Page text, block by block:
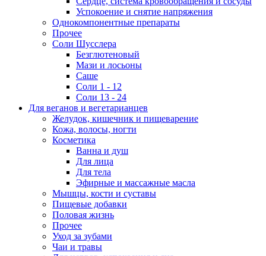
Успокоение и снятие напряжения
Однокомпонентные препараты
Прочее
Соли Шусслера
Безглютеновый
Мази и лосьоны
Саше
Соли 1 - 12
Соли 13 - 24
Для веганов и вегетарианцев
Желудок, кишечник и пищеварение
Кожа, волосы, ногти
Косметика
Ванна и душ
Для лица
Для тела
Эфирные и массажные масла
Мышцы, кости и суставы
Пищевые добавки
Половая жизнь
Прочее
Уход за зубами
Чаи и травы